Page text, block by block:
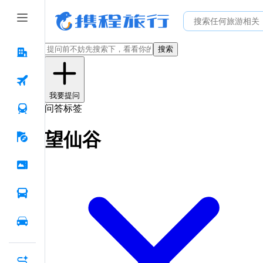
搜索
我要提问
问答标签
望仙谷